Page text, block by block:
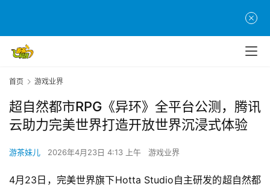
首页 游戏业界
超自然都市RPG《异环》全平台公测，腾讯
云助力完美世界打造开放世界沉浸式体验
游茶妹儿 2026年4月23日 4:13 上午 游戏业界
4月23日，完美世界旗下Hotta Studio自主研发的超自然都